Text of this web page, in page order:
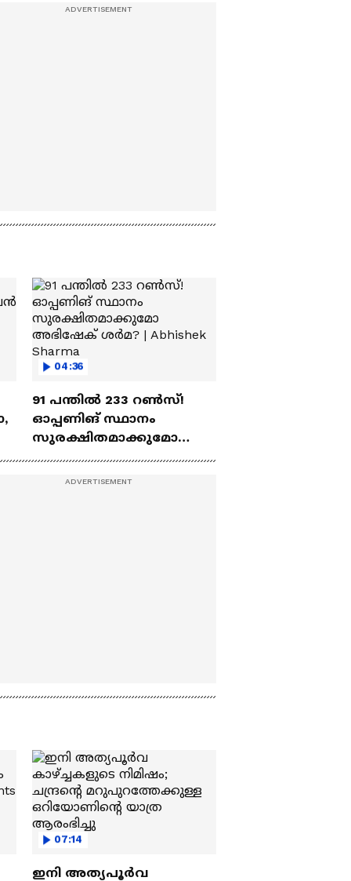
കുടുംബം കോസ്റ്റൽ
04:36
91 പന്തില്‍ 233 റണ്‍സ്!
ഓപ്പണിങ് സ്ഥാനം
സുരക്ഷിതമാക്കുമോ
അഭിഷേക് ശർമ? |
07:14
ഇനി അത്യപൂര്‍വ